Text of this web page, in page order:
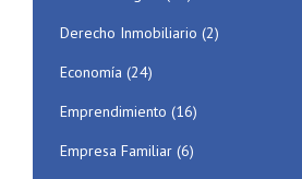
Derecho Inmobiliario (2)
Economía (24)
Emprendimiento (16)
Empresa Familiar (6)